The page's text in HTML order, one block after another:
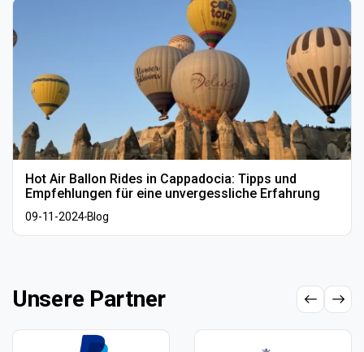
Hot Air Ballon Rides in Cappadocia: Tipps und
Empfehlungen für eine unvergessliche Erfahrung
09-11-2024Blog
Unsere Partner